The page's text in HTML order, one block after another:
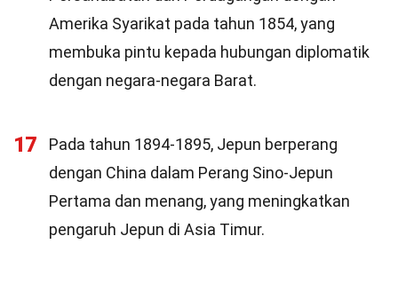
Amerika Syarikat pada tahun 1854, yang
membuka pintu kepada hubungan diplomatik
dengan negara-negara Barat.
17
Pada tahun 1894-1895, Jepun berperang
dengan China dalam Perang Sino-Jepun
Pertama dan menang, yang meningkatkan
pengaruh Jepun di Asia Timur.